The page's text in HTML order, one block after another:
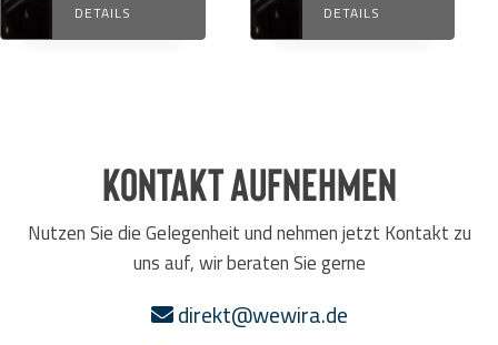
DETAILS DETAILS
Kontakt aufnehmen
Nutzen Sie die Gelegenheit und nehmen jetzt Kontakt zu
uns auf, wir beraten Sie gerne
direkt@wewira.de